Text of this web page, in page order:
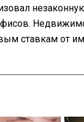
ставкам от